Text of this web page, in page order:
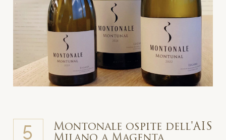
5
Montonale ospite dell'AIS